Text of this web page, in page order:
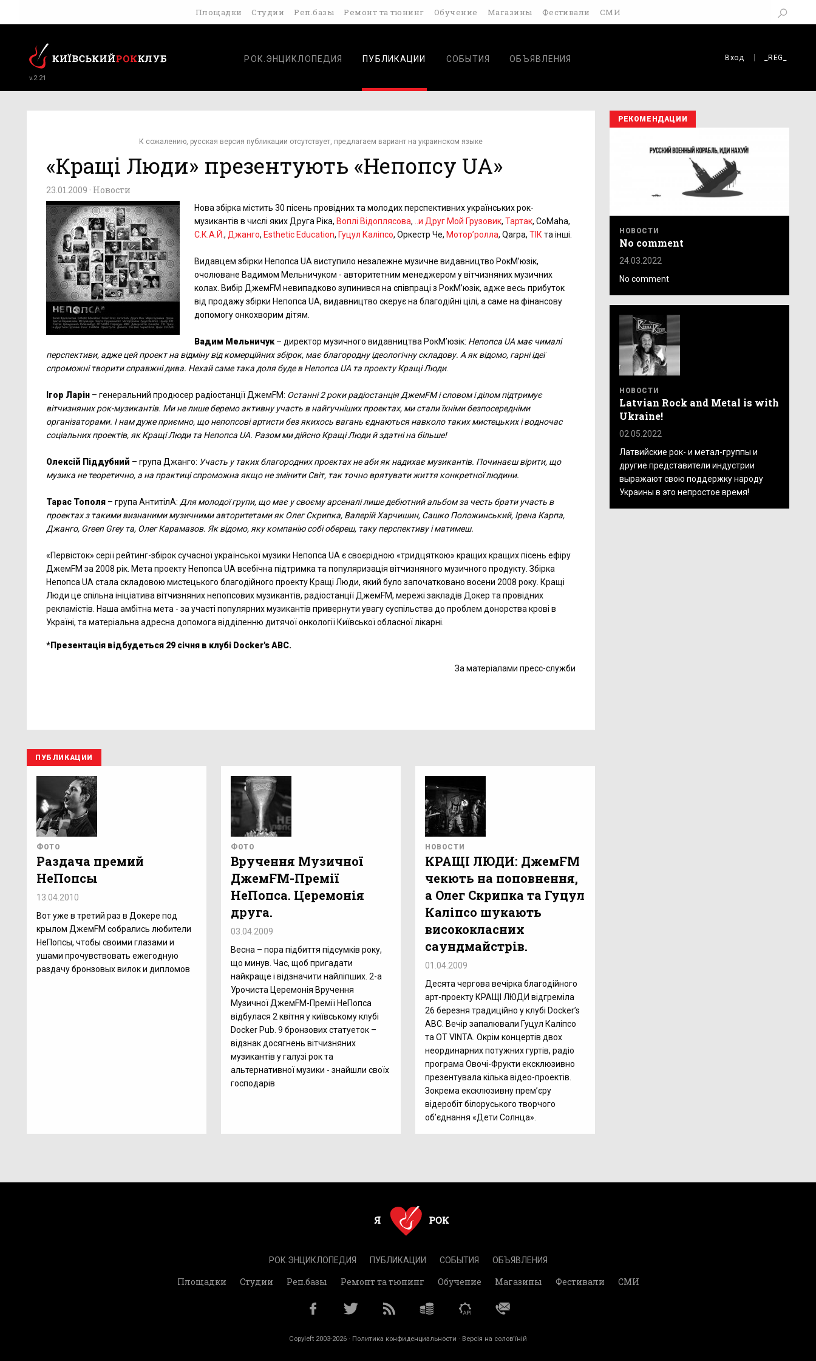
Площадки Студии Реп.базы Ремонт та тюнинг Обучение Магазины Фестивали СМИ
v.2.21
РОК.ЭНЦИКЛОПЕДИЯ ПУБЛИКАЦИИ СОБЫТИЯ ОБЪЯВЛЕНИЯ Вход _REG_
К сожалению, русская версия публикации отсутствует, предлагаем вариант на украинском языке
«Кращi Люди» презентують «Непопсу UA»
23.01.2009 · Новости
Нова збірка містить 30 пісень провідних та молодих перспективних українських рок-
музикантів в числі яких Друга Ріка, Воплі Відоплясова, ..и Друг Мой Грузовик, Тартак, CоМaha,
С.К.А.Й. , Джанго, Esthetic Education, Гуцул Каліпсо, Оркестр Че, Мотор’ролла, Qarpa, ТІК та інші.
Видавцем збірки Непопса UA виступило незалежне музичне видавництво РокМ’юзік,
очолюване Вадимом Мельничуком - авторитетним менеджером у вітчизняних музичних
колах. Вибір ДжемFM невипадково зупинився на співпраці з РокМ’юзік, адже весь прибуток
від продажу збірки Непопса UA, видавництво скерує на благодійні цілі, а саме на фінансову
допомогу онкохворим дітям.
Вадим Мельничук – директор музичного видавництва РокМ’юзік: Непопса UA має чималі
перспективи, адже цей проект на відміну від комерційних збірок, має благородну ідеологічну складову. А як відомо, гарні ідеї
спроможні творити справжні дива. Нехай саме така доля буде в Непопса UA та проекту Кращi Люди.
Ігор Ларін – генеральний продюсер радіостанції ДжемFM: Останні 2 роки радіостанція ДжемFM і словом і ділом підтримує
вітчизняних рок-музикантів. Ми не лише беремо активну участь в найгучніших проектах, ми стали їхніми безпосередніми
організаторами. І нам дуже приємно, що непопсові артисти без якихось вагань єднаються навколо таких мистецьких і водночас
соціальних проектів, як Кращi Люди та Непопса UA. Разом ми дійсно Кращi Люди й здатні на більше!
Олексій Піддубний – група Джанго: Участь у таких благородних проектах не аби як надихає музикантів. Починаєш вірити, що
музика не теоретично, а на практиці спроможна якщо не змінити Світ, так точно врятувати життя конкретної людини.
Тарас Тополя – група АнтитілА: Для молодої групи, що має у своєму арсеналі лише дебютний альбом за честь брати участь в
проектах з такими визнаними музичними авторитетами як Олег Скрипка, Валерій Харчишин, Сашко Положинський, Ірена Карпа,
Джанго, Green Grey та, Олег Карамазов. Як відомо, яку компанію собі обереш, таку перспективу і матимеш.
«Первісток» серії рейтинг-збірок сучасної української музики Непопса UA є своєрідною «тридцяткою» кращих кращих пісень ефіру
ДжемFM за 2008 рік. Мета проекту Непопса UA всебічна підтримка та популяризація вітчизняного музичного продукту. Збірка
Непопса UA стала складовою мистецького благодійного проекту Кращi Люди, який було започатковано восени 2008 року. Кращi
Люди це спільна ініціатива вітчизняних непопсових музикантів, радіостанції ДжемFM, мережі закладів Докер та провідних
рекламістів. Наша амбітна мета - за участі популярних музикантів привернути увагу суспільства до проблем донорства крові в
Україні, та матеріальна адресна допомога відділенню дитячої онкології Київської обласної лікарні.
*Презентація відбудеться 29 січня в клубі Docker's ABC.
За матеріалами пресс-служби
ПУБЛИКАЦИИ
ФОТО
Раздача премий
НеПопсы
13.04.2010
Вот уже в третий раз в Докере под
крылом ДжемFM собрались любители
НеПопсы, чтобы своими глазами и
ушами прочувствовать ежегодную
раздачу бронзовых вилок и дипломов
ФОТО
Вручення Музичної
ДжемFM-Премії
НеПопса. Церемонія
друга.
03.04.2009
Весна – пора підбиття підсумків року,
що минув. Час, щоб пригадати
найкраще і відзначити найліпших. 2-а
Урочиста Церемонія Вручення
Музичної ДжемFM-Премії НеПопса
відбулася 2 квітня у київському клубі
Docker Pub. 9 бронзових статуеток –
відзнак досягнень вітчизняних
музикантів у галузі рок та
альтернативної музики - знайшли своїх
господарів
НОВОСТИ
КРАЩІ ЛЮДИ: ДжемFM
чекють на поповнення,
а Олег Скрипка та Гуцул
Каліпсо шукають
висококласних
саундмайстрів.
01.04.2009
Десята чергова вечірка благодійного
арт-проекту КРАЩІ ЛЮДИ відгреміла
26 березня традиційно у клубі Docker’s
ABC. Вечір запалювали Гуцул Каліпсо
та OT VINTA. Окрім концертів двох
неординарних потужних гуртів, радіо
програма Овочі-Фрукти ексклюзивно
презентувала кілька відео-проектів.
Зокрема ексклюзивну прем’єру
відеробіт білоруського творчого
об’єднання «Дети Солнца».
РЕКОМЕНДАЦИИ
НОВОСТИ
No comment
24.03.2022
No comment
НОВОСТИ
Latvian Rock and Metal is with
Ukraine!
02.05.2022
Латвийские рок- и метал-группы и
другие представители индустрии
выражают свою поддержку народу
Украины в это непростое время!
РОК.ЭНЦИКЛОПЕДИЯ ПУБЛИКАЦИИ СОБЫТИЯ ОБЪЯВЛЕНИЯ
Площадки Студии Реп.базы Ремонт та тюнинг Обучение Магазины Фестивали СМИ
Copyleft 2003-2026 · Политика конфиденциальности · Версія на солов'їній